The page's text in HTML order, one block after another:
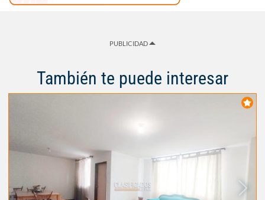
PUBLICIDAD
También te puede interesar